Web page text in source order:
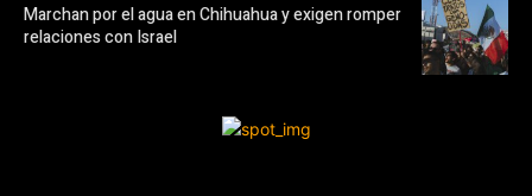
Marchan por el agua en Chihuahua y exigen romper
relaciones con Israel